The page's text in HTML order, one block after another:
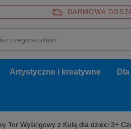
DARMOWA
Artystyczne i kreatywne
Tor Wyścigowy z Kulą dla dzieci 3+